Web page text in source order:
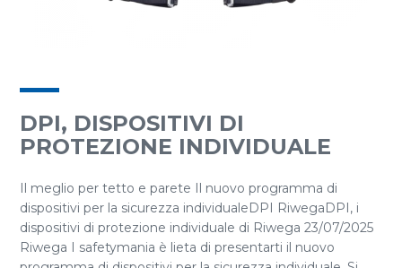
DPI, DISPOSITIVI DI
PROTEZIONE INDIVIDUALE
Il meglio per tetto e parete Il nuovo programma di
dispositivi per la sicurezza individualeDPI RiwegaDPI, i
dispositivi di protezione individuale di Riwega 23/07/2025
Riwega I safetymania è lieta di presentarti il nuovo